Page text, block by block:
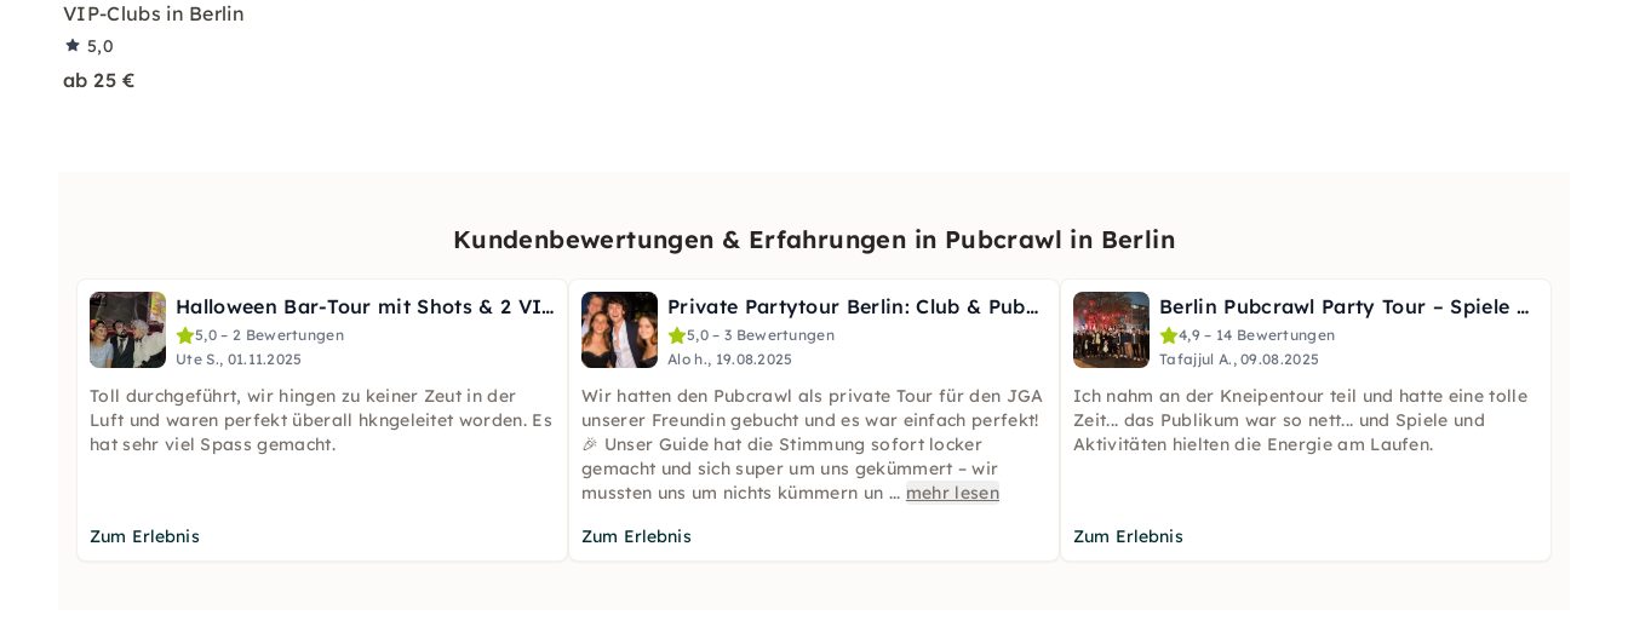
VIP-Clubs in Berlin
5,0
ab 25 €
Kundenbewertungen & Erfahrungen in Pubcrawl in Berlin
Halloween Bar-Tour mit Shots & 2 VIP-Clubs in Berlin
5,0 – 2 Bewertungen
Ute S., 01.11.2025
Toll durchgeführt, wir hingen zu keiner Zeut in der
Luft und waren perfekt überall hkngeleitet worden. Es
hat sehr viel Spass gemacht.
Zum Erlebnis
Private Partytour Berlin: Club & Pubcrawl für JGA & Gruppen
5,0 – 3 Bewertungen
Alo h., 19.08.2025
Wir hatten den Pubcrawl als private Tour für den JGA
unserer Freundin gebucht und es war einfach perfekt!
🎉 Unser Guide hat die Stimmung sofort locker
gemacht und sich super um uns gekümmert – wir
mussten uns um nichts kümmern un ... mehr lesen
Zum Erlebnis
Berlin Pubcrawl Party Tour – Spiele & 2x Club Eintritte
4,9 – 14 Bewertungen
Tafajjul A., 09.08.2025
Ich nahm an der Kneipentour teil und hatte eine tolle
Zeit... das Publikum war so nett... und Spiele und
Aktivitäten hielten die Energie am Laufen.
Zum Erlebnis